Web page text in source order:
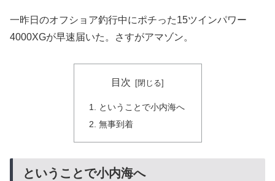
一昨日のオフショア釣行中にポチった15ツインパワー
4000XGが早速届いた。さすがアマゾン。
目次
ということで小内海へ
無事到着
ということで小内海へ